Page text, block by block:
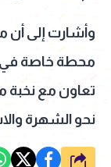
وأشارت إلى أن
محطة خاصة في
تعاون مع نخبة
نحو الشهرة
شارك